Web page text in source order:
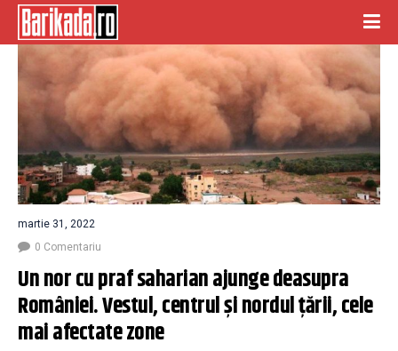
martie 31, 2022
0 Comentariu
Un nor cu praf saharian ajunge deasupra
României. Vestul, centrul și nordul țării, cele
mai afectate zone